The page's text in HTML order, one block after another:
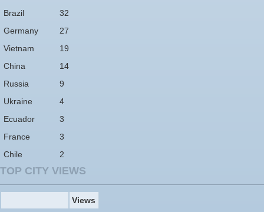
Brazil
32
Germany
27
Vietnam
19
China
14
Russia
9
Ukraine
4
Ecuador
3
France
3
Chile
2
TOP CITY VIEWS
Views